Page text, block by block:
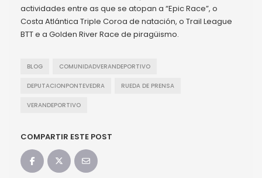
actividades entre as que se atopan a “Epic Race”, o
Costa Atlántica Triple Coroa de natación, o Trail League
BTT e a Golden River Race de piragüismo.
BLOG COMUNIDADVERANDEPORTIVO
DEPUTACIONPONTEVEDRA RUEDA DE PRENSA
VERANDEPORTIVO
COMPARTIR ESTE POST